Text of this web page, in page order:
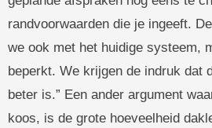
randvoorwaarden die je ingeeft.
we ook met het huidige systeem,
beperkt. We krijgen de indruk dat
beter is.” Een ander argument
koos, is de grote hoeveelheid